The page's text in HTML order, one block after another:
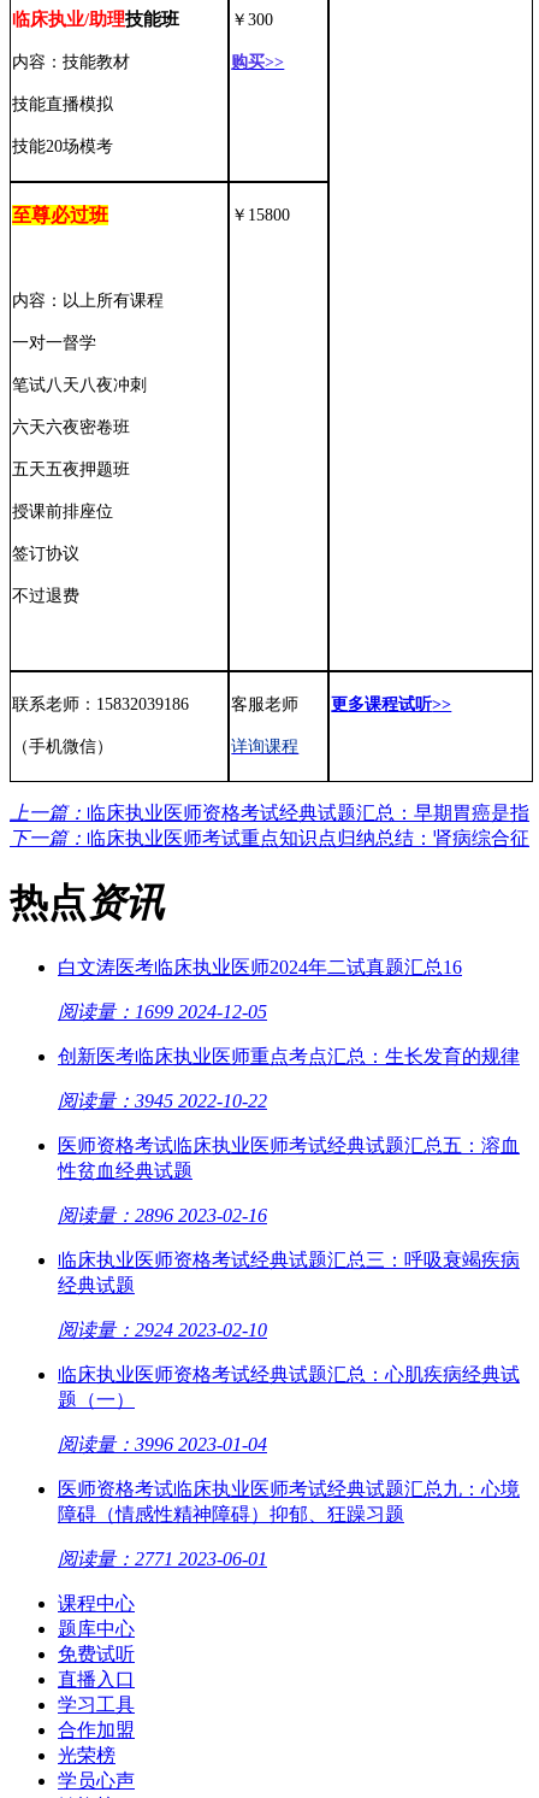
临床执业/助理技能班
内容：技能教材
技能直播模拟
技能20场模考
￥300
购买>>
至尊必过班
内容：以上所有课程
一对一督学
笔试八天八夜冲刺
六天六夜密卷班
五天五夜押题班
授课前排座位
签订协议
不过退费
￥ 15800
联系老师： 15832039186
（手机微信）
客服老师
详询课程
更多课程试听>>
上一篇： 临床执业医师资格考试经典试题汇总：早期胃癌是指
下一篇： 临床执业医师考试重点知识点归纳总结：肾病综合征
热点资讯
白文涛医考临床执业医师2024年二试真题汇总16
阅读量：1699 2024-12-05
创新医考临床执业医师重点考点汇总：生长发育的规律
阅读量：3945 2022-10-22
医师资格考试临床执业医师考试经典试题汇总五：溶血
性贫血经典试题
阅读量：2896 2023-02-16
临床执业医师资格考试经典试题汇总三：呼吸衰竭疾病
经典试题
阅读量：2924 2023-02-10
临床执业医师资格考试经典试题汇总：心肌疾病经典试
题（一）
阅读量：3996 2023-01-04
医师资格考试临床执业医师考试经典试题汇总九：心境
障碍（情感性精神障碍）抑郁、狂躁习题
阅读量：2771 2023-06-01
课程中心
题库中心
免费试听
直播入口
学习工具
合作加盟
光荣榜
学员心声